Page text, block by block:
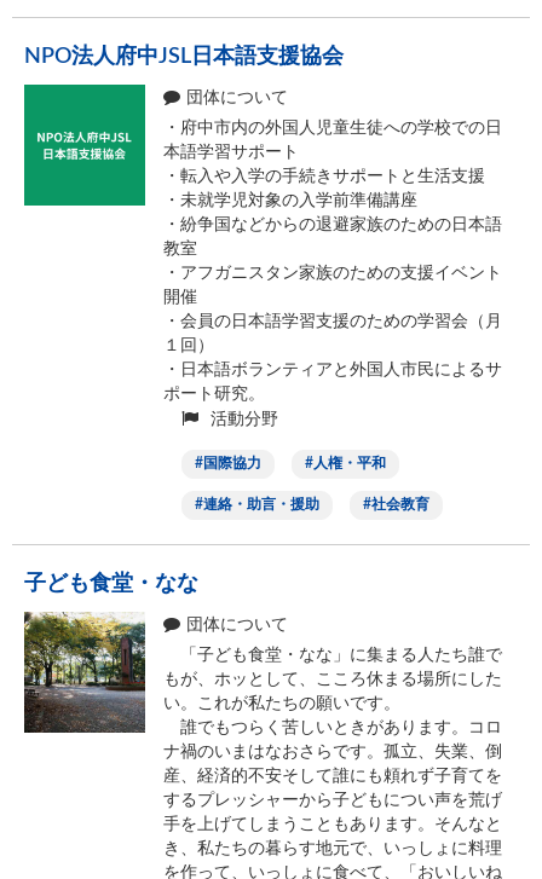
NPO法人府中JSL日本語支援協会
団体について
・府中市内の外国人児童生徒への学校での日
本語学習サポート
・転入や入学の手続きサポートと生活支援
・未就学児対象の入学前準備講座
・紛争国などからの退避家族のための日本語
教室
・アフガニスタン家族のための支援イベント
開催
・会員の日本語学習支援のための学習会（月
１回）
・日本語ボランティアと外国人市民によるサ
ポート研究。
活動分野
国際協力 人権・平和
連絡・助言・援助 社会教育
子ども食堂・なな
団体について
「子ども食堂・なな」に集まる人たち誰で
もが、ホッとして、こころ休まる場所にした
い。これが私たちの願いです。
誰でもつらく苦しいときがあります。コロ
ナ禍のいまはなおさらです。孤立、失業、倒
産、経済的不安そして誰にも頼れず子育てを
するプレッシャーから子どもについ声を荒げ
手を上げてしまうこともあります。そんなと
き、私たちの暮らす地元で、いっしょに料理
を作って、いっしょに食べて、「おいしいね